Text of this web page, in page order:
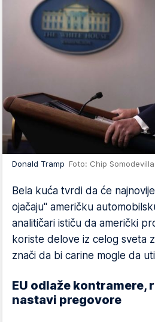
Donald Tramp Foto: Chip
Bela kuća tvrdi da će
ojačaju" američku
analitičari ističu da američki
koriste delove iz celog sveta
znači da bi carine mogle da
EU odlaže kontramere,
nastavi pregovore